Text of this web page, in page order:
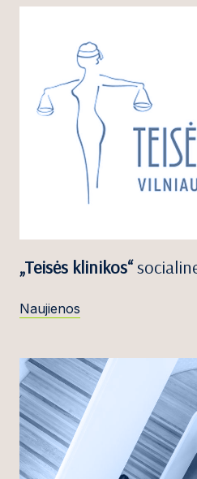
„Teisės klinikos“
Naujienos